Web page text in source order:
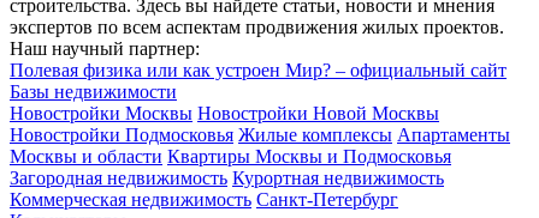
строительства. Здесь вы найдете статьи, новости и мнения
экспертов по всем аспектам продвижения жилых проектов.
Наш научный партнер:
Полевая физика или как устроен Мир? – официальный сайт
Базы недвижимости
Новостройки Москвы Новостройки Новой Москвы
Новостройки Подмосковья Жилые комплексы Апартаменты
Москвы и области Квартиры Москвы и Подмосковья
Загородная недвижимость Курортная недвижимость
Коммерческая недвижимость Санкт-Петербург